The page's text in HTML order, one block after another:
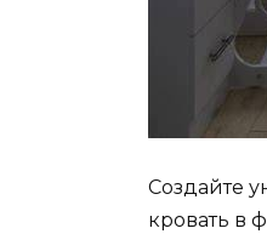
Создайте
кровать в